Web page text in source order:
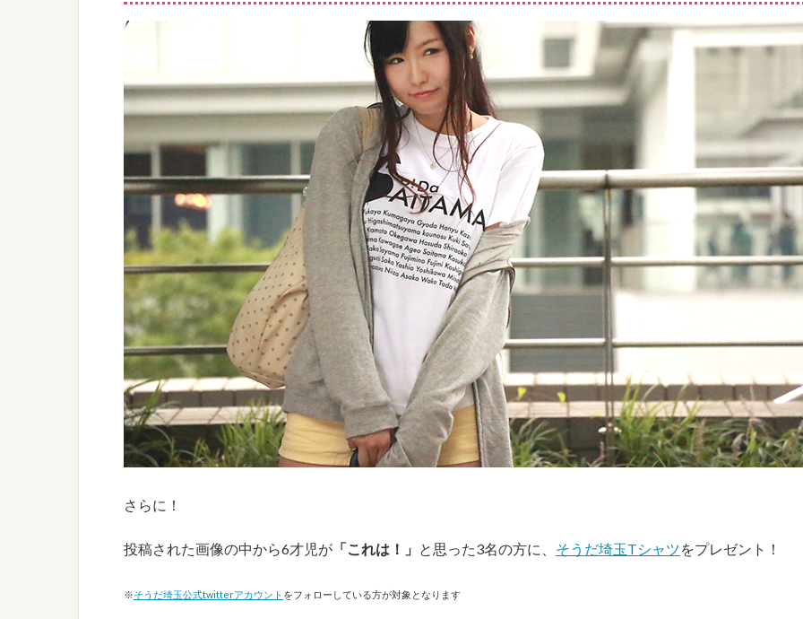
さらに！
投稿された画像の中から6才児が 「これは！」 と思った3名の方に、 そうだ埼玉Tシャツをプレゼント！
※そうだ埼玉公式twitterアカウント をフォローしている方が対象となります